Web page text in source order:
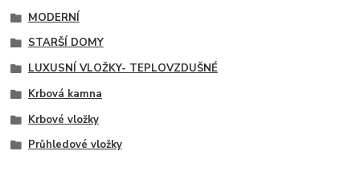
MODERNÍ
STARŠÍ DOMY
LUXUSNÍ VLOŽKY- TEPLOVZDUŠNÉ
Krbová kamna
Krbové vložky
Průhledové vložky